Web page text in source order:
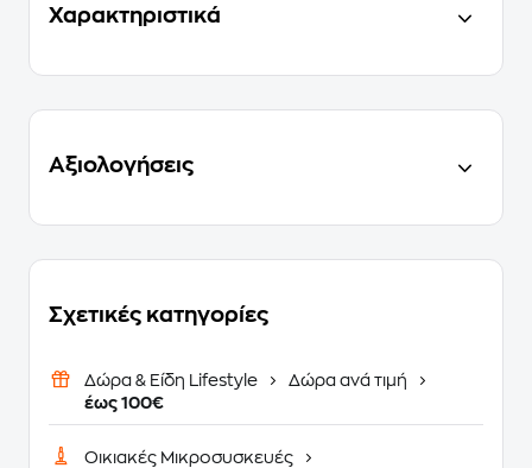
Χαρακτηριστικά
Αξιολογήσεις
Σχετικές κατηγορίες
Δώρα & Είδη Lifestyle
Δώρα ανά τιμή
έως 100€
Οικιακές Μικροσυσκευές